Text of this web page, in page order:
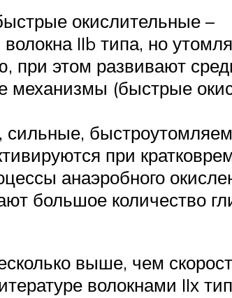
окислительные –
IIb типа, но
при этом развивают
механизмы (быстрые
сильные,
при
анаэробного
большое количество
выше, чем
волокнами IIх